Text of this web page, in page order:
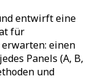
entwirft eine
für
einen
Panels (A, B,
und